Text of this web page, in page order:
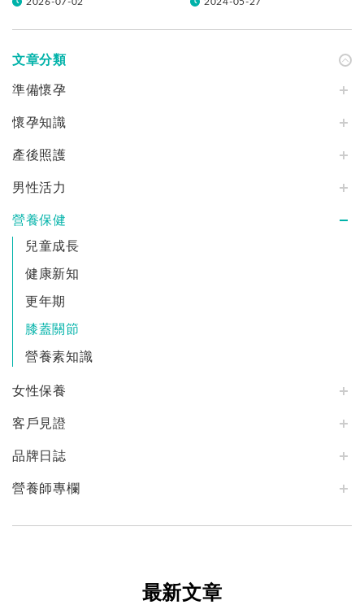
文章分類
準備懷孕
懷孕知識
產後照護
男性活力
營養保健
兒童成長
健康新知
更年期
膝蓋關節
營養素知識
女性保養
客戶見證
品牌日誌
營養師專欄
最新文章